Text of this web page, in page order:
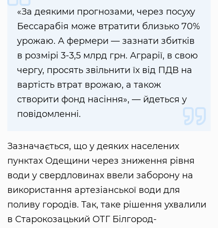
«За деякими прогнозами, через посуху
Бессарабія може втратити близько 70%
урожаю. А фермери — зазнати збитків
в розмірі 3-3,5 млрд грн. Аграрії, в свою
чергу, просять звільнити їх від ПДВ на
вартість втрат врожаю, а також
створити фонд насіння», — йдеться у
повідомленні.
Зазначається, що у деяких населених
пунктах Одещини через зниження рівня
води у свердловинах ввели заборону на
використання артезіанської води для
поливу городів. Так, таке рішення ухвалили
в Старокозацький ОТГ Білгород-